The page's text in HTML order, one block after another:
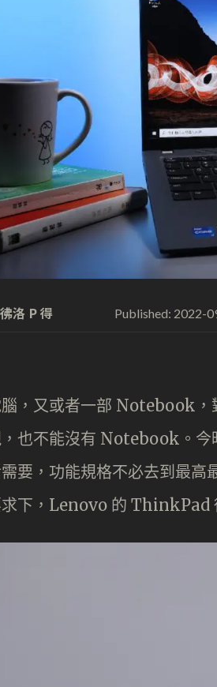
彿洛 P 得 Published: 2022-
，又或者一部 Notebook，
也不能沒有 Notebook。
要，功能規格不必去到最高
下，Lenovo 的 ThinkPad